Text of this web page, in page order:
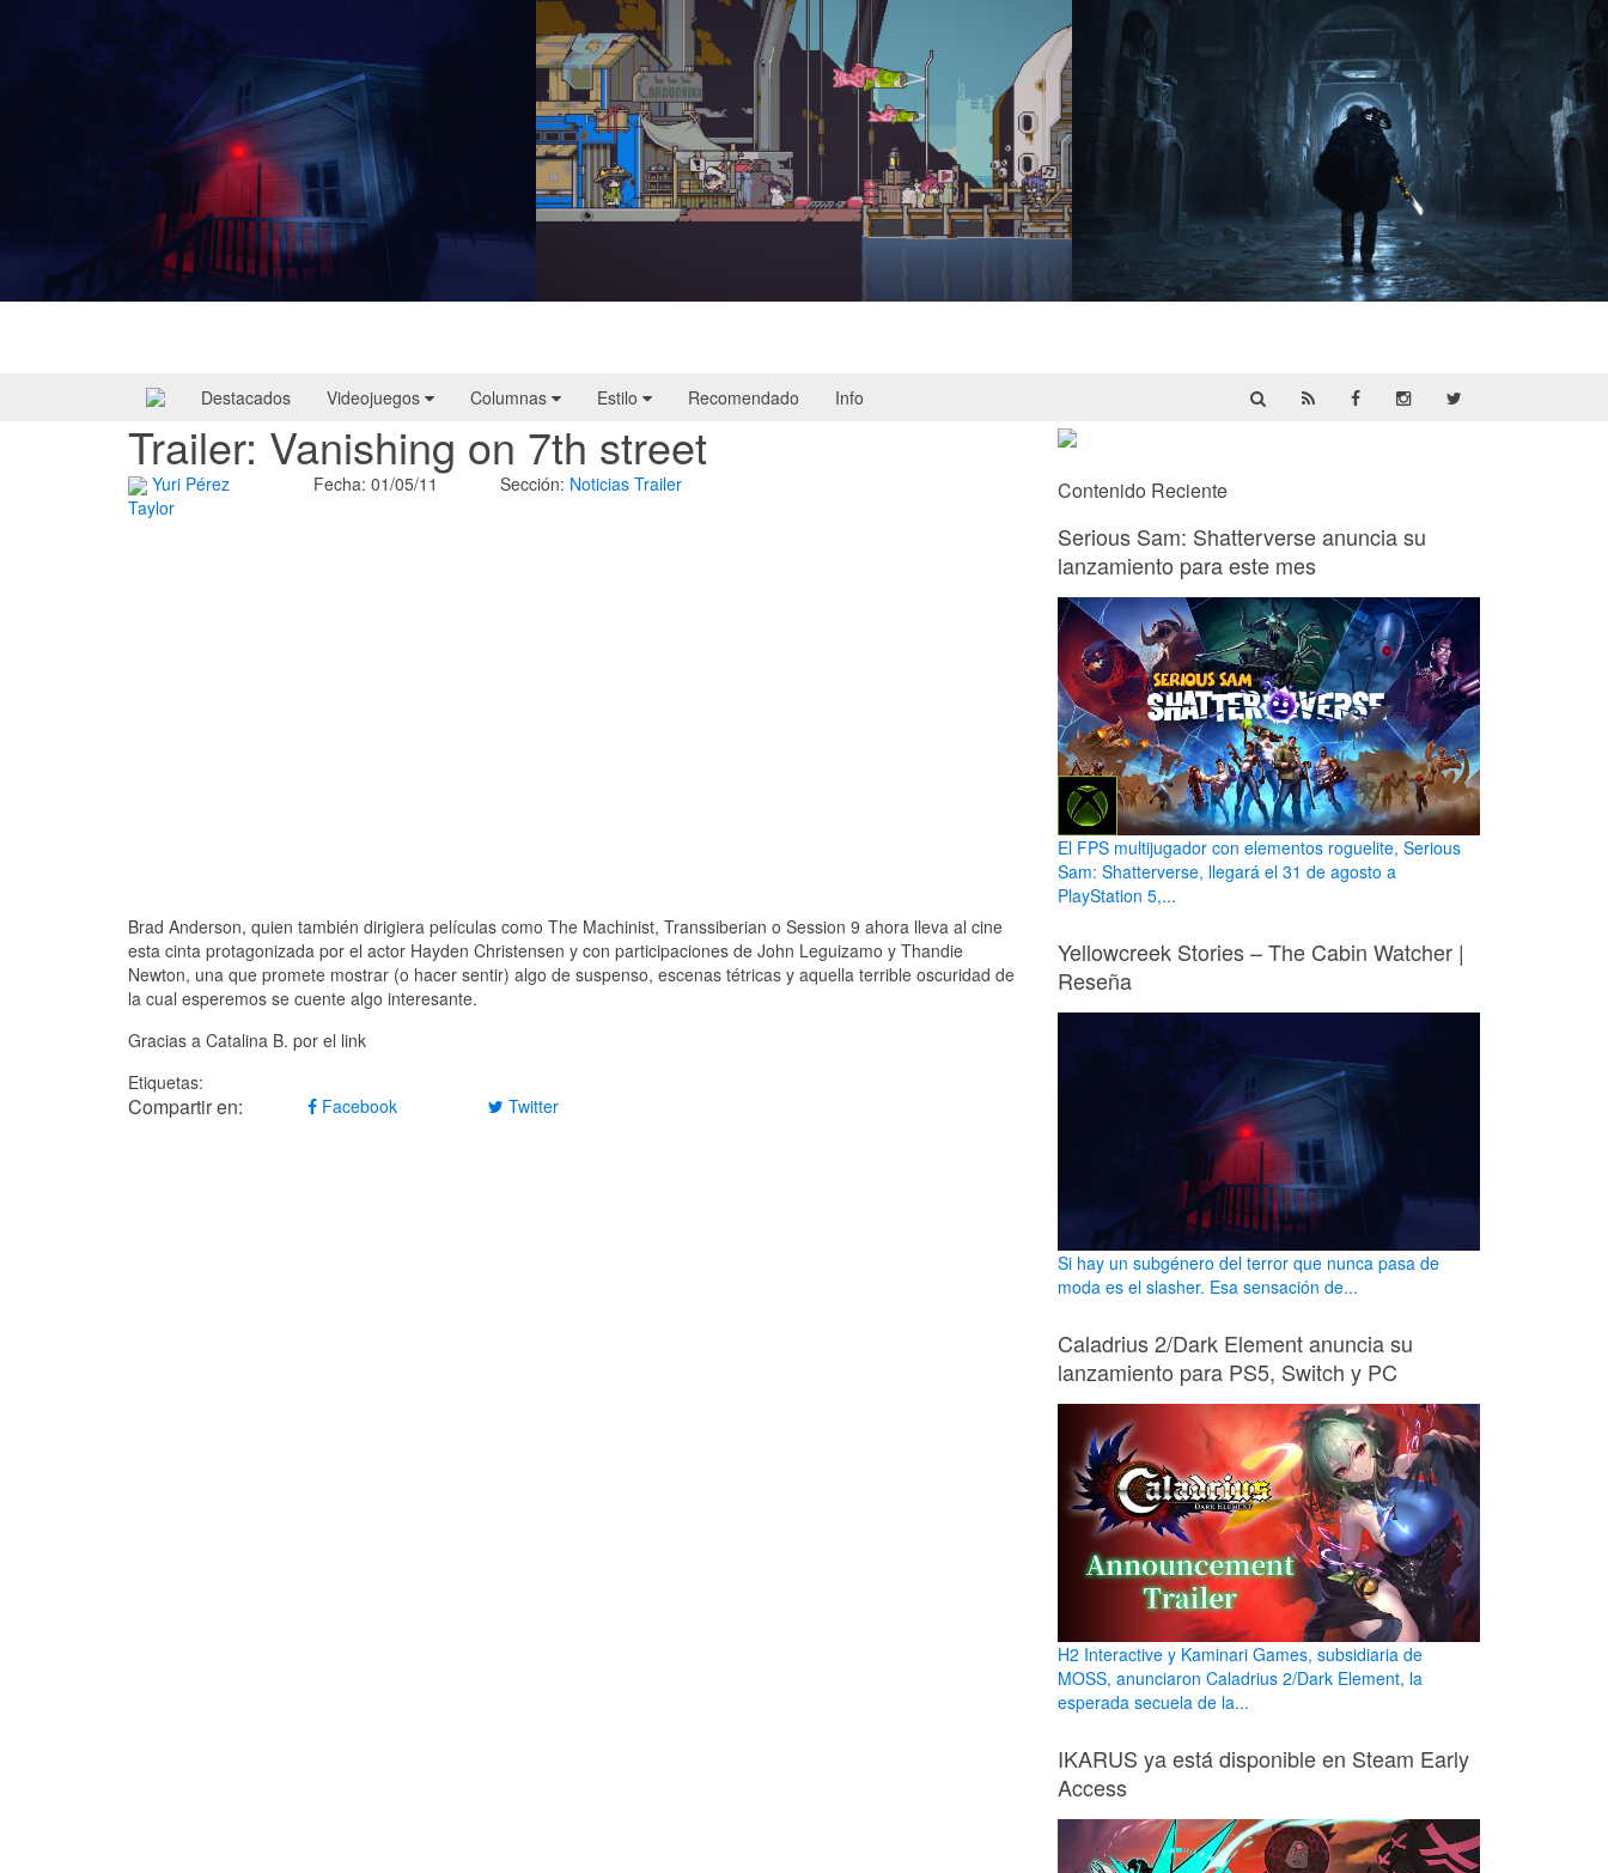
Destacados Videojuegos Columnas Estilo Recomendado Info
Trailer: Vanishing on 7th street
Yuri Pérez
Taylor
Fecha: 01/05/11 Sección: Noticias Trailer
Brad Anderson, quien también dirigiera películas como The Machinist, Transsiberian o Session 9 ahora lleva al cine
esta cinta protagonizada por el actor Hayden Christensen y con participaciones de John Leguizamo y Thandie
Newton, una que promete mostrar (o hacer sentir) algo de suspenso, escenas tétricas y aquella terrible oscuridad de
la cual esperemos se cuente algo interesante.
Gracias a Catalina B. por el link
Etiquetas:
Compartir en: Facebook Twitter
Contenido Reciente
Serious Sam: Shatterverse anuncia su
lanzamiento para este mes
El FPS multijugador con elementos roguelite, Serious
Sam: Shatterverse, llegará el 31 de agosto a
PlayStation 5,...
Yellowcreek Stories – The Cabin Watcher |
Reseña
Si hay un subgénero del terror que nunca pasa de
moda es el slasher. Esa sensación de...
Caladrius 2/Dark Element anuncia su
lanzamiento para PS5, Switch y PC
H2 Interactive y Kaminari Games, subsidiaria de
MOSS, anunciaron Caladrius 2/Dark Element, la
esperada secuela de la...
IKARUS ya está disponible en Steam Early
Access